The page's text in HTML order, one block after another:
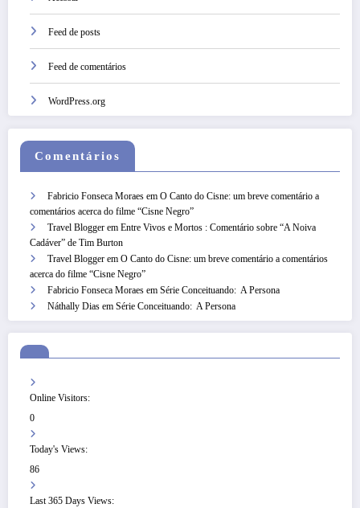
Feed de posts
Feed de comentários
WordPress.org
Comentários
Fabricio Fonseca Moraes em O Canto do Cisne: um breve comentário a
comentários acerca do filme “Cisne Negro”
Travel Blogger em Entre Vivos e Mortos : Comentário sobre “A Noiva
Cadáver” de Tim Burton
Travel Blogger em O Canto do Cisne: um breve comentário a comentários
acerca do filme “Cisne Negro”
Fabricio Fonseca Moraes em Série Conceituando: A Persona
Náthally Dias em Série Conceituando: A Persona
Online Visitors:
0
Today's Views:
86
Last 365 Days Views: